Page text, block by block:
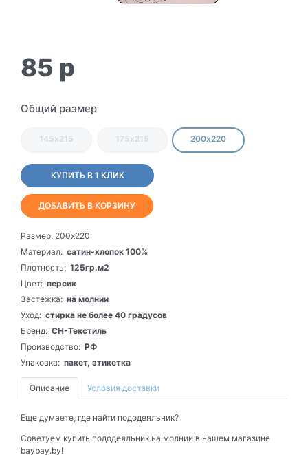
85 p
Общий размер
145х215 175х215 200х220
КУПИТЬ В 1 КЛИК
ДОБАВИТЬ В КОРЗИНУ
Размер: 200х220
Материал: сатин-хлопок 100%
Плотность: 125гр.м2
Цвет: персик
Застежка: на молнии
Уход: стирка не более 40 градусов
Бренд: СН-Текстиль
Производство: РФ
Упаковка: пакет, этикетка
Описание Условия доставки
Еще думаете, где найти пододеяльник?
Советуем купить пододеяльник на молнии в нашем магазине
baybay.by!